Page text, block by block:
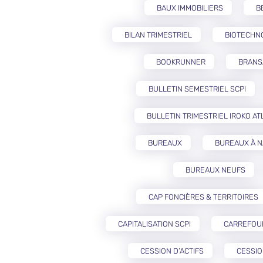
BAUX IMMOBILIERS
BILAN TRIMESTRIEL
BOOKRUNNER
BULLETIN SEMESTRIEL SCPI
BULLETIN TRIMESTRIEL IROKO
BUREAUX BUREAUX À
BUREAUX NEUFS
CAP FONCIÈRES & TERRITOIRES
CAPITALISATION SCPI
CESSION D’ACTIFS